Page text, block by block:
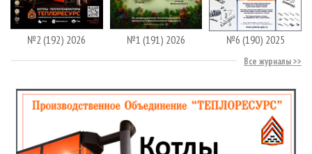
№2 (192) 2026 №1 (191) 2026 №6 (190) 2025
Все журналы